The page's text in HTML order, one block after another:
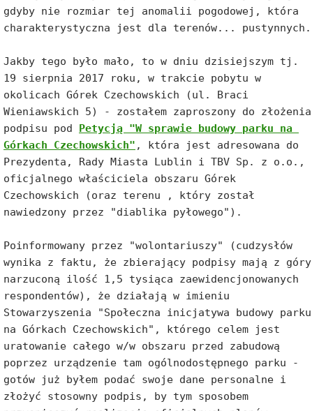
gdyby nie rozmiar tej anomalii pogodowej, która
charakterystyczna jest dla terenów... pustynnych.
Jakby tego było mało, to w dniu dzisiejszym tj.
19 sierpnia 2017 roku, w trakcie pobytu w
okolicach Górek Czechowskich (ul. Braci
Wieniawskich 5) - zostałem zaproszony do złożenia
podpisu pod Petycją "W sprawie budowy parku na
Górkach Czechowskich" , która jest adresowana do
Prezydenta, Rady Miasta Lublin i TBV Sp. z o.o.,
oficjalnego właściciela obszaru Górek
Czechowskich (oraz terenu , który został
nawiedzony przez "diablika pyłowego").
Poinformowany przez "wolontariuszy" (cudzysłów
wynika z faktu, że zbierający podpisy mają z góry
narzuconą ilość 1,5 tysiąca zaewidencjonowanych
respondentów), że działają w imieniu
Stowarzyszenia "Społeczna inicjatywa budowy parku
na Górkach Czechowskich", którego celem jest
uratowanie całego w/w obszaru przed zabudową
poprzez urządzenie tam ogólnodostępnego parku -
gotów już byłem podać swoje dane personalne i
złożyć stosowny podpis, by tym sposobem